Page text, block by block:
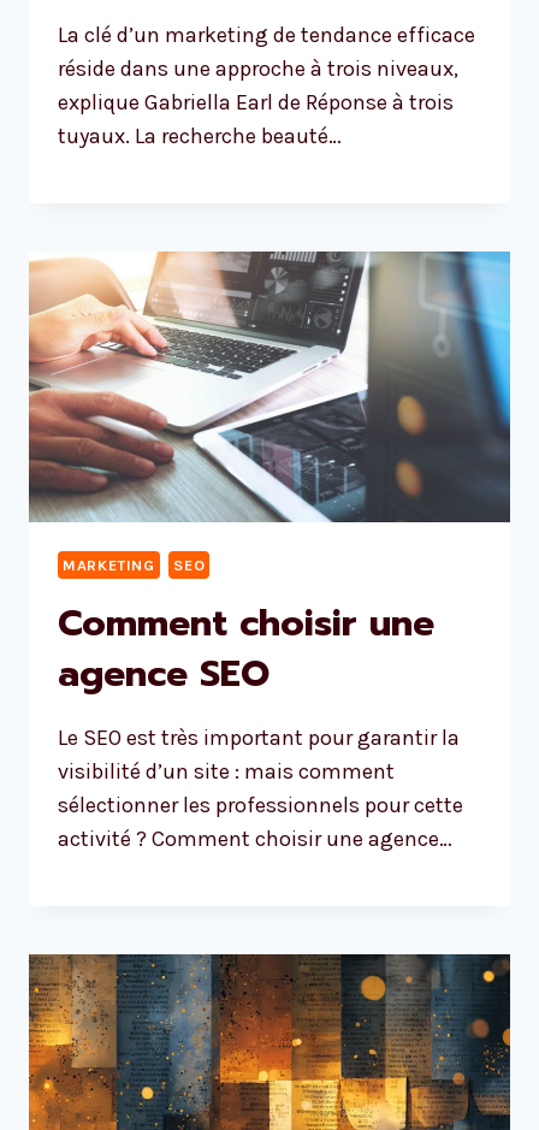
La clé d’un marketing de tendance efficace
réside dans une approche à trois niveaux,
explique Gabriella Earl de Réponse à trois
tuyaux. La recherche beauté…
MARKETING SEO
Comment choisir une
agence SEO
Le SEO est très important pour garantir la
visibilité d’un site : mais comment
sélectionner les professionnels pour cette
activité ? Comment choisir une agence…